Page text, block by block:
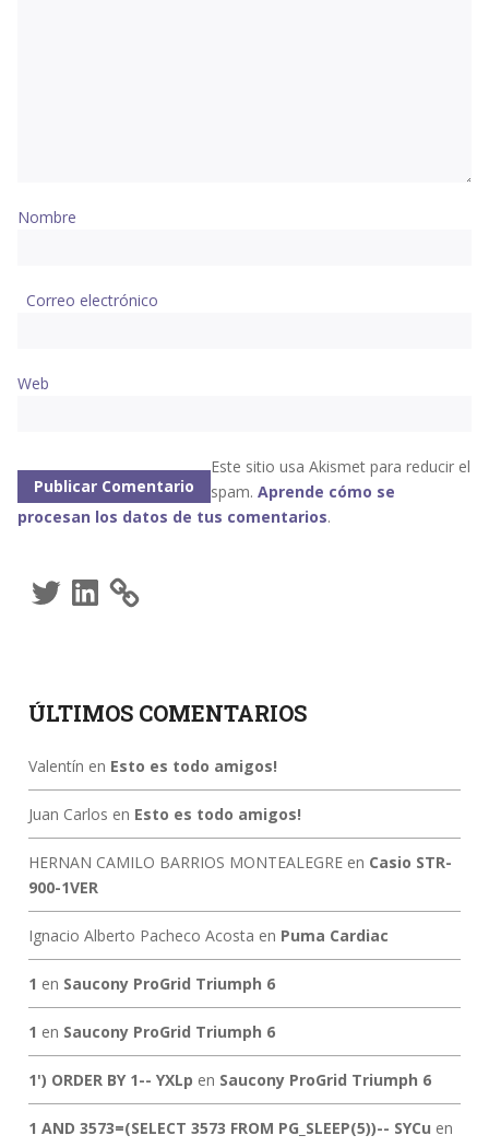
Nombre
Correo electrónico
Web
Este sitio usa Akismet para reducir el
spam. Aprende cómo se
procesan los datos de tus comentarios.
TwitterLinkedIn
ÚLTIMOS COMENTARIOS
Valentín en Esto es todo amigos!
Juan Carlos en Esto es todo amigos!
HERNAN CAMILO BARRIOS MONTEALEGREen Casio STR-
900-1VER
Ignacio Alberto Pacheco Acosta en Puma Cardiac
1 en Saucony ProGrid Triumph 6
1 en Saucony ProGrid Triumph 6
1') ORDER BY 1-- YXLp en Saucony ProGrid Triumph 6
1 AND 3573=(SELECT 3573 FROM PG_SLEEP(5))-- SYCu en